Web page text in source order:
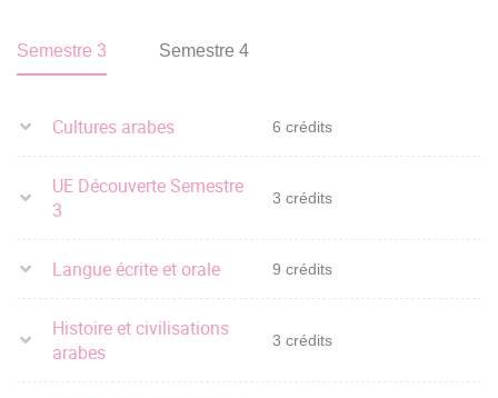
Semestre 3 Semestre 4
Cultures arabes 6 crédits
UE Découverte Semestre
3
3 crédits
Langue écrite et orale 9 crédits
Histoire et civilisations
arabes
3 crédits